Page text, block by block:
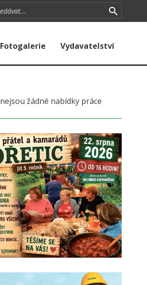
Fotogalerie Vydavatelství
žádné nabídky práce